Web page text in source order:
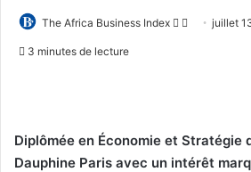
The Africa Business Index
Follow
Envoyer
juillet
3 minutes de lecture
Diplômée en Économie et Stratégie
Dauphine Paris avec un intérêt